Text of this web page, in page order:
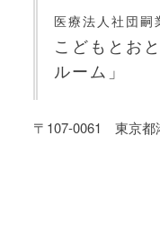
医療法人社団嗣
こどもとお
ルーム」
〒107-0061 東京都